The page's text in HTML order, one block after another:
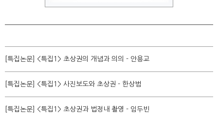
[특집논문] <특집1> 초상권의 개념과 의의 - 안용교
[특집논문] <특집1> 사진보도와 초상권 - 한상범
[특집논문] <특집1> 초상권과 법정내 촬영 - 임두빈